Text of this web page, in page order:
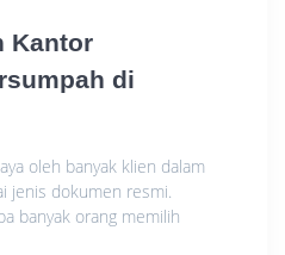
Kantor
di
oleh banyak klien dalam
jenis dokumen resmi.
banyak orang memilih